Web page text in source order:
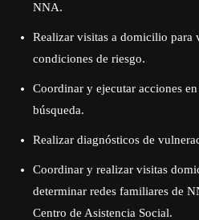
NNA.
Realizar visitas a domicilio para
condiciones de riesgo.
Coordinar y ejecutar acciones
búsqueda.
Realizar diagnósticos de
Coordinar y realizar visitas
determinar redes familiares de
Centro de Asistencia Social.